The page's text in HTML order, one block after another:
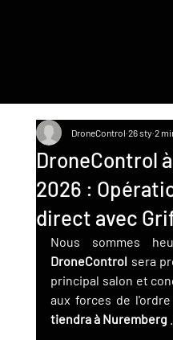
DroneControl
2026 :
direct avec
DroneControl 26 sty 2
DroneControl sera
principal salon et
aux forces de
tiendra à Nuremberg